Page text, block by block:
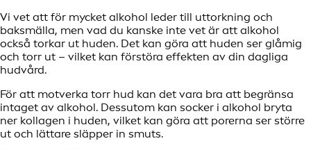
Vi vet att för mycket alkohol leder till uttorkning och
baksmälla, men vad du kanske inte vet är att alkohol
också torkar ut huden. Det kan göra att huden ser glåmig
och torr ut – vilket kan förstöra effekten av din dagliga
hudvård.
För att motverka torr hud kan det vara bra att begränsa
intaget av alkohol. Dessutom kan socker i alkohol bryta
ner kollagen i huden, vilket kan göra att porerna ser större
ut och lättare släpper in smuts.